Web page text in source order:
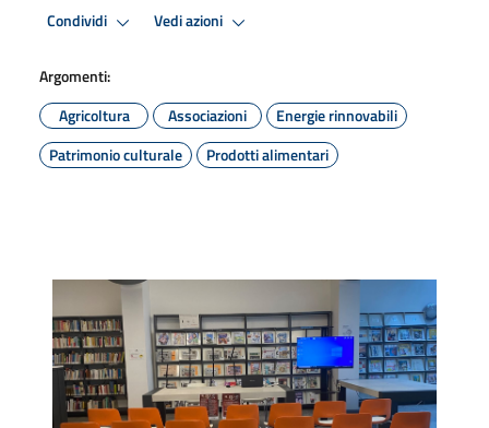
Condividi Vedi azioni
Argomenti:
Agricoltura
Associazioni
Energie rinnovabili
Patrimonio culturale
Prodotti alimentari